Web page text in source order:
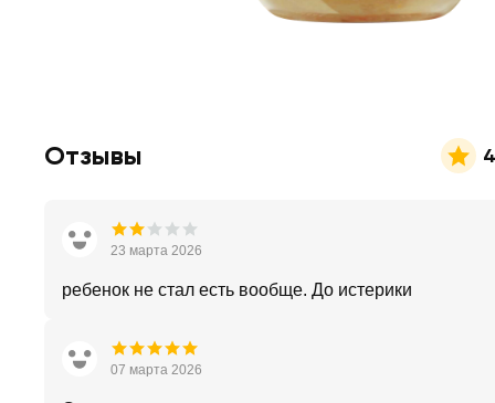
Отзывы
23 марта 2026
ребенок не стал есть вообще. До истерики
07 марта 2026